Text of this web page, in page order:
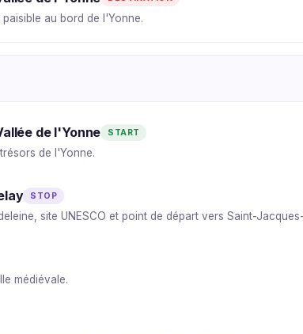
au bord de l'Yonne.
de l'Yonne START
de l'Yonne.
STOP
site UNESCO et point de départ vers Saint-
médiévale.